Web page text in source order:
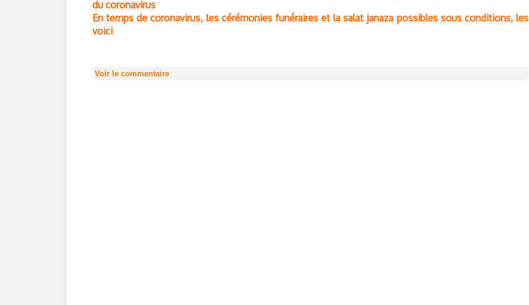
du coronavirus
En temps de coronavirus, les cérémonies funéraires et la salat janaza possibles sous conditions, les
voici
Voir le commentaire